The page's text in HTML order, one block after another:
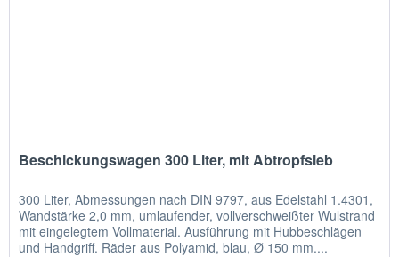
Beschickungswagen 300 Liter, mit Abtropfsieb
300 Liter, Abmessungen nach DIN 9797, aus Edelstahl 1.4301,
Wandstärke 2,0 mm, umlaufender, vollverschweißter Wulstrand
mit eingelegtem Vollmaterial. Ausführung mit Hubbeschlägen
und Handgriff. Räder aus Polyamid, blau, Ø 150 mm....